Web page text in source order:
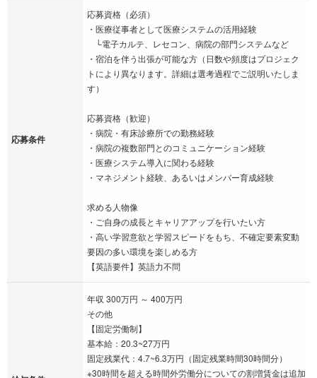
応募条件
応募資格（必須）
・医療従事者として医療システムの活用経験
└電子カルテ、レセコン、病院の部門システムなど
・宿泊を伴う出張が可能な方（日数や頻度はプロジェク
トにより異なります。詳細は選考過程でご説明いたしま
す）
応募資格（歓迎）
・病院・有床診療所での勤務経験
・病院の複数部門とのコミュニケーション経験
・医療システム導入に関わる経験
・マネジメント経験、あるいはメンバー育成経験
求める人物像
・ご自身の成長とキャリアアップを行いたい方
・高い学習意欲と学習スピードをもち、不確定要素変動
要因の多い環境を楽しめる方
【英語要件】英語力不問
年収 300万円 ～ 400万円
その他
【固定労働制】
基本給：20.3~27万円
固定残業代：4.7~6.3万円（固定残業時間30時間分）
※30時間を超える時間外労働分についての割増賃金は追加